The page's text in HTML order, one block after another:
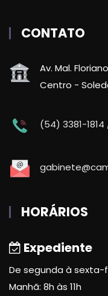
CONTATO
Av. Mal.
Centro -
(54) 3381-
HORÁRIOS
Expediente
De segunda à sexta-
Manhã: 8h às 11h